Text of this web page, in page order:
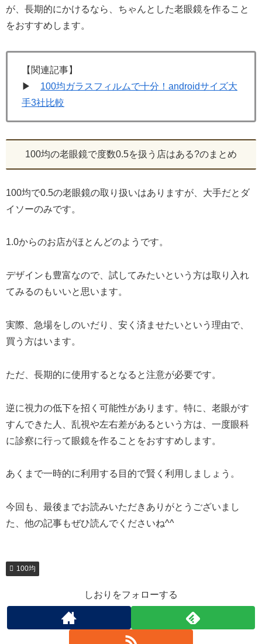
が、長期的にかけるなら、ちゃんとした老眼鏡を作ること
をおすすめします。
【関連記事】
▶ 100均ガラスフィルムで十分！androidサイズ大
手3社比較
100均の老眼鏡で度数0.5を扱う店はある?のまとめ
100均で0.5の老眼鏡の取り扱いはありますが、大手だとダ
イソーのみです。
1.0からのお店がほとんどのようです。
デザインも豊富なので、試してみたいという方は取り入れ
てみるのもいいと思います。
実際、急場をしのいだり、安く済ませたいという理由で、
買う方はいます。
ただ、長期的に使用するとなると注意が必要です。
逆に視力の低下を招く可能性があります。特に、老眼がす
すんできた人、乱視や左右差があるという方は、一度眼科
に診察に行って眼鏡を作ることをおすすめします。
あくまで一時的に利用する目的で賢く利用しましょう。
今回も、最後までお読みいただきありがとうございまし
た、他の記事もぜひ読んでくださいね^^
100均
しおりをフォローする